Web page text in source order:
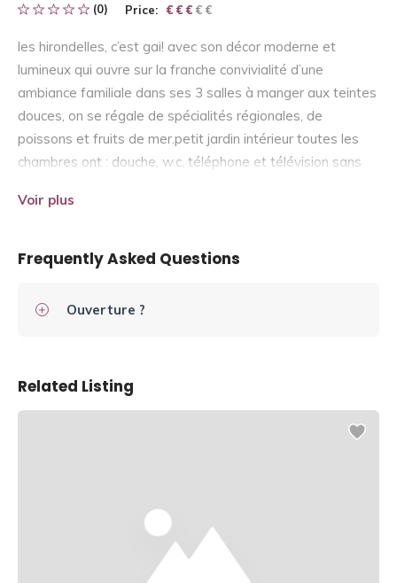
(0) Price: € € € € €
€ € €
les hirondelles, c’est gai! avec son décor moderne et
lumineux qui ouvre sur la franche convivialité d’une
ambiance familiale dans ses 3 salles à manger aux teintes
douces, on se régale de spécialités régionales, de
poissons et fruits de mer.petit jardin intérieur toutes les
chambres ont : douche, w.c, téléphone et télévision sans
Voir plus
Frequently Asked Questions
Ouverture ?
Related Listing